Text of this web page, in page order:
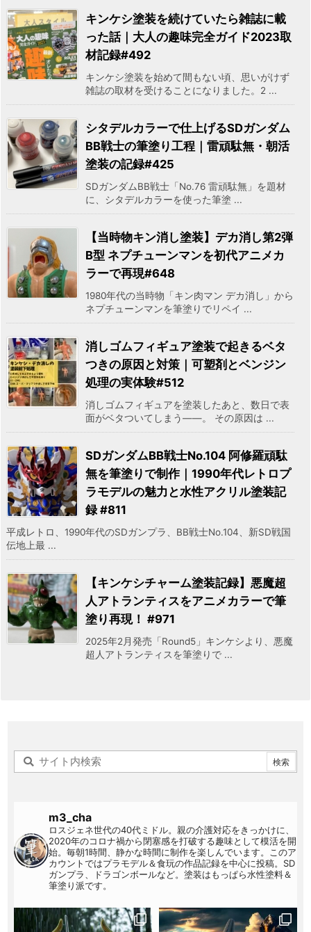
キンケシ塗装を続けていたら雑誌に載
った話｜大人の趣味完全ガイド2023取
材記録#492
キンケシ塗装を始めて間もない頃、思いがけず
雑誌の取材を受けることになりました。2 ...
シタデルカラーで仕上げるSDガンダム
BB戦士の筆塗り工程｜雷頑駄無・朝活
塗装の記録#425
SDガンダムBB戦士「No.76 雷頑駄無」を題材
に、シタデルカラーを使った筆塗 ...
【当時物キン消し塗装】デカ消し第2弾
B型 ネプチューンマンを初代アニメカ
ラーで再現#648
1980年代の当時物「キン肉マン デカ消し」から
ネプチューンマンを筆塗りでリペイ ...
消しゴムフィギュア塗装で起きるベタ
つきの原因と対策｜可塑剤とベンジン
処理の実体験#512
消しゴムフィギュアを塗装したあと、数日で表
面がベタついてしまう――。 その原因は ...
SDガンダムBB戦士No.104 阿修羅頑駄
無を筆塗りで制作｜1990年代レトロプ
ラモデルの魅力と水性アクリル塗装記
録 #811
平成レトロ、1990年代のSDガンプラ、BB戦士No.104、新SD戦国
伝地上最 ...
【キンケシチャーム塗装記録】悪魔超
人アトランティスをアニメカラーで筆
塗り再現！ #971
2025年2月発売「Round5」キンケシより、悪魔
超人アトランティスを筆塗りで ...
m3_cha
ロスジェネ世代の40代ミドル。親の介護対応をきっかけに、
2020年のコロナ禍から閉塞感を打破する趣味として模活を開
始。毎朝1時間、静かな時間に制作を楽しんでいます。このア
カウントではプラモデル＆食玩の作品記録を中心に投稿。SD
ガンプラ、ドラゴンボールなど。塗装はもっぱら水性塗料＆
筆塗り派です。